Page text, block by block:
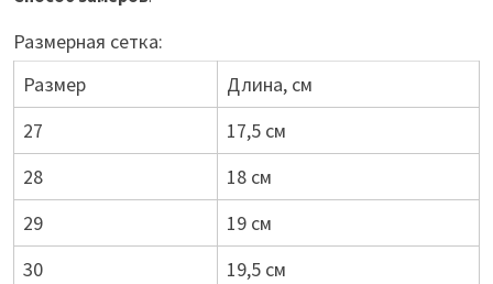
Размерная сетка:
Размер
Длина, см
27
17,5 см
28
18 см
29
19 см
30
19,5 см